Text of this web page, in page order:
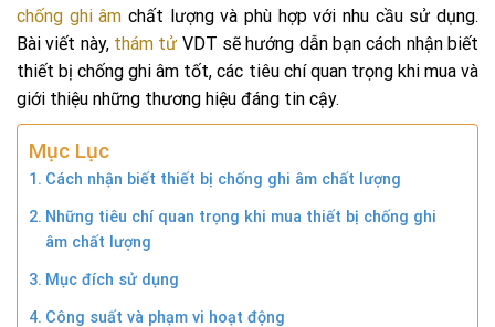
chống ghi âm chất lượng và phù hợp với nhu cầu sử dụng.
Bài viết này, thám tử VDT sẽ hướng dẫn bạn cách nhận biết
thiết bị chống ghi âm tốt, các tiêu chí quan trọng khi mua và
giới thiệu những thương hiệu đáng tin cậy.
Mục Lục
Cách nhận biết thiết bị chống ghi âm chất lượng
Những tiêu chí quan trọng khi mua thiết bị chống ghi
âm chất lượng
Mục đích sử dụng
Công suất và phạm vi hoạt động